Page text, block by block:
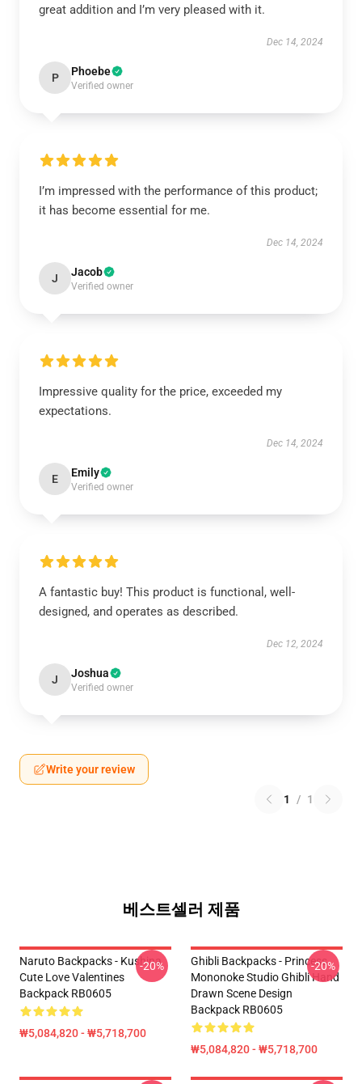
great addition and I’m very pleased with it.
Dec 14, 2024
P Phoebe
Verified owner
I’m impressed with the performance of this product;
it has become essential for me.
Dec 14, 2024
J Jacob
Verified owner
Impressive quality for the price, exceeded my
expectations.
Dec 14, 2024
E Emily
Verified owner
A fantastic buy! This product is functional, well-
designed, and operates as described.
Dec 12, 2024
J Joshua
Verified owner
Write your review
1 / 1
베스트셀러 제품
Naruto Backpacks - Kushina
Cute Love Valentines
Backpack RB0605
₩5,084,820 - ₩5,718,700
-20%
Ghibli Backpacks - Princess
Mononoke Studio Ghibli Hand
Drawn Scene Design
Backpack RB0605
₩5,084,820 - ₩5,718,700
-20%